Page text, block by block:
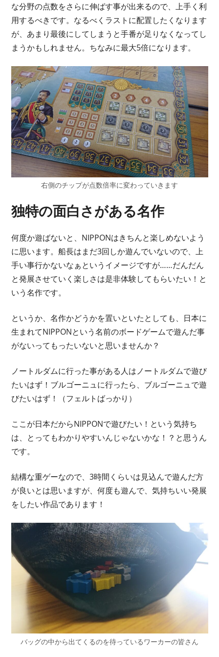
な分野の点数をさらに伸ばす事が出来るので、上手く利
用するべきです。なるべくラストに配置したくなります
が、あまり最後にしてしまうと手番が足りなくなってし
まうかもしれません。ちなみに最大5倍になります。
右側のチップが点数倍率に変わっていきます
独特の面白さがある名作
何度か遊ばないと、NIPPONはきちんと楽しめないよう
に思います。船長はまだ3回しか遊んでいないので、上
手い事行かないなぁというイメージですが……だんだん
と発展させていく楽しさは是非体験してもらいたい！と
いう名作です。
というか、名作かどうかを置いといたとしても、日本に
生まれてNIPPONという名前のボードゲームで遊んだ事
がないってもったいないと思いませんか？
ノートルダムに行った事がある人はノートルダムで遊び
たいはず！ブルゴーニュに行ったら、ブルゴーニュで遊
びたいはず！（フェルトばっかり）
ここが日本だからNIPPONで遊びたい！という気持ち
は、とってもわかりやすいんじゃないかな！？と思うん
です。
結構な重ゲーなので、3時間くらいは見込んで遊んだ方
が良いとは思いますが、何度も遊んで、気持ちいい発展
をしたい作品であります！
バッグの中から出てくるのを待っているワーカーの皆さん